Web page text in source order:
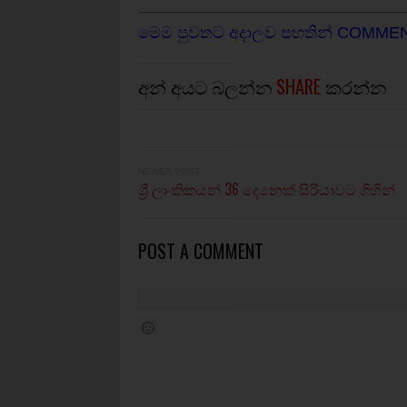
මෙම පුවතට අදාලව පහතින්
අන් අයට බලන්න SHARE කරන්න
ශ්‍රී ලාංකිකයන් 36 දෙනෙක් සිරියාවට ගිහින්
POST A COMMENT